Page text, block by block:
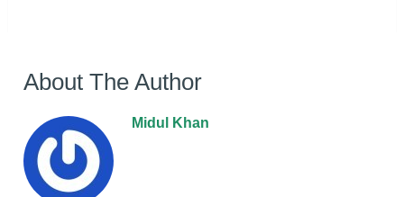
About The Author
Midul Khan